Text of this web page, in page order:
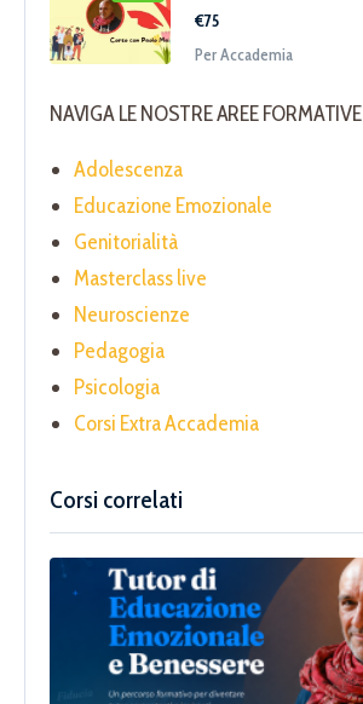
Corsi correlati
€75
Per Accademia
NAVIGA LE NOSTRE AREE FORMATIVE
Adolescenza
Educazione Emozionale
Genitorialità
Masterclass live
Neuroscienze
Pedagogia
Psicologia
Corsi Extra Accademia